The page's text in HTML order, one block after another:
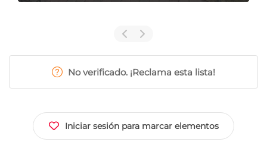
No verificado. ¡Reclama esta lista!
Iniciar sesión para marcar elementos